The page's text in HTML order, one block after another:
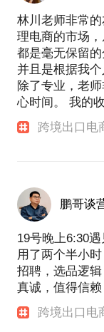
林川老师非常
理电商的市场
都是毫无保留
并且是根据我
除了专业，老
心时间。 我的
跨境出口电
鹏哥谈
19号晚上6:30
用了两个半小
招聘，选品逻
真诚，值得信赖
跨境出口电